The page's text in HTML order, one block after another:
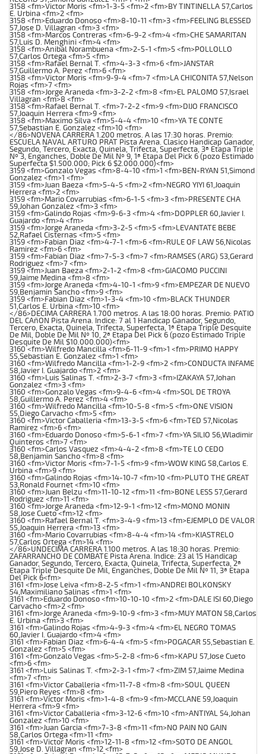
3158 <fm>Victor Moris <fm>1-3-5 <fm>2 <fm>BY TINTINELLA 57,Carlos
E. Urbina <fm>2 <fm>
3158 <fm>Eduardo Donoso <fm>8-10-11 <fm>3 <fm>FEELING BLESSED
57,Jose D. Villagran <fm>3 <fm>
3158 <fm>Marcos Contreras <fm>6-9-2 <fm>4 <fm>CHE SAMARITAN
57,Luis D. Menghini <fm>4 <fm>
3158 <fm>Anibal Norambuena <fm>2-5-1 <fm>5 <fm>POLLOLLO
57,Carlos Ortega <fm>5 <fm>
3158 <fm>Rafael Bernal T. <fm>4-3-3 <fm>6 <fm>JANSTAR
57,Guillermo A. Perez <fm>6 <fm>
3158 <fm>Victor Moris <fm>9-9-4 <fm>7 <fm>LA CHICONITA 57,Nelson
Rojas <fm>7 <fm>
3158 <fm>Jorge Araneda <fm>3-2-2 <fm>8 <fm>EL PALOMO 57,Israel
Villagran <fm>8 <fm>
3158 <fm>Rafael Bernal T. <fm>7-2-2 <fm>9 <fm>DIJO FRANCISCO
57,Joaquin Herrera <fm>9 <fm>
3158 <fm>Maximo Silva <fm>5-4-4 <fm>10 <fm>YA TE CONTE
57,Sebastian E. Gonzalez <fm>10 <fm>
</86>NOVENA CARRERA 1.200 metros. A las 17:30 horas. Premio:
ESCUELA NAVAL ARTURO PRAT Pista Arena. Clasico Handicap Ganador,
Segundo, Tercero, Exacta, Quinela, Trifecta, Superfecta, 3ª Etapa Triple
Nº 3, Enganches, Doble De Mil Nº 9, 1ª Etapa Del Pick 6 (pozo Estimado
Superfecta $1.500.000; Pick 6 $2.000.000)<fm>
3159 <fm>Gonzalo Vegas <fm>8-4-10 <fm>1 <fm>BEN-RYAN 51,Simond
Gonzalez <fm>1 <fm>
3159 <fm>Juan Baeza <fm>5-4-5 <fm>2 <fm>NEGRO YIYI 61,Joaquin
Herrera <fm>2 <fm>
3159 <fm>Mario Covarrubias <fm>6-1-5 <fm>3 <fm>PRESENTE CHA
59,Johan Gonzalez <fm>3 <fm>
3159 <fm>Galindo Rojas <fm>9-6-3 <fm>4 <fm>DOPPLER 60,Javier I.
Guajardo <fm>4 <fm>
3159 <fm>Jorge Araneda <fm>3-2-5 <fm>5 <fm>LEVANTATE BEBE
52,Rafael Cisternas <fm>5 <fm>
3159 <fm>Fabian Diaz <fm>4-7-1 <fm>6 <fm>RULE OF LAW 56,Nicolas
Ramirez <fm>6 <fm>
3159 <fm>Fabian Diaz <fm>7-5-3 <fm>7 <fm>RAMSES (ARG) 53,Gerard
Rodriguez <fm>7 <fm>
3159 <fm>Juan Baeza <fm>2-1-2 <fm>8 <fm>GIACOMO PUCCINI
59,Jaime Medina <fm>8 <fm>
3159 <fm>Jorge Araneda <fm>4-10-1 <fm>9 <fm>EMPEZAR DE NUEVO
59,Benjamin Sancho <fm>9 <fm>
3159 <fm>Fabian Diaz <fm>1-3-4 <fm>10 <fm>BLACK THUNDER
51,Carlos E. Urbina <fm>10 <fm>
</86>DECIMA CARRERA 1.700 metros. A las 18:00 horas. Premio: PATIO
DEL CAñON Pista Arena. Indice: 7 al 1 Handicap Ganador, Segundo,
Tercero, Exacta, Quinela, Trifecta, Superfecta, 1ª Etapa Triple Desquite
De Mil, Doble De Mil Nº 10, 2ª Etapa Del Pick 6 (pozo Estimado Triple
Desquite De Mil $10.000.000)<fm>
3160 <fm>Wilfredo Mancilla <fm>6-11-9 <fm>1 <fm>PRIMO HAPPY
55,Sebastian E. Gonzalez <fm>1 <fm>
3160 <fm>Wilfredo Mancilla <fm>1-2-9 <fm>2 <fm>CONDUCTA INFAME
58,Javier I. Guajardo <fm>2 <fm>
3160 <fm>Luis Salinas T. <fm>2-3-7 <fm>3 <fm>IZAKAYA 57,Johan
Gonzalez <fm>3 <fm>
3160 <fm>Gonzalo Vegas <fm>9-4-6 <fm>4 <fm>SOL DE TROYA
58,Guillermo A. Perez <fm>4 <fm>
3160 <fm>Wilfredo Mancilla <fm>10-5-8 <fm>5 <fm>ONE VISION
55,Diego Carvacho <fm>5 <fm>
3160 <fm>Victor Caballeria <fm>13-3-5 <fm>6 <fm>TED 57,Nicolas
Ramirez <fm>6 <fm>
3160 <fm>Eduardo Donoso <fm>5-6-1 <fm>7 <fm>YA SILIO 56,Wladimir
Quinteros <fm>7 <fm>
3160 <fm>Carlos Vasquez <fm>4-4-2 <fm>8 <fm>TE LO CEDO
58,Benjamin Sancho <fm>8 <fm>
3160 <fm>Victor Moris <fm>7-1-5 <fm>9 <fm>WOW KING 58,Carlos E.
Urbina <fm>9 <fm>
3160 <fm>Galindo Rojas <fm>14-10-7 <fm>10 <fm>PLUTO THE GREAT
53,Ronald Fournet <fm>10 <fm>
3160 <fm>Juan Belzu <fm>11-10-12 <fm>11 <fm>BONE LESS 57,Gerard
Rodriguez <fm>11 <fm>
3160 <fm>Jorge Araneda <fm>12-9-1 <fm>12 <fm>MONO MONIN
58,Jose Cueto <fm>12 <fm>
3160 <fm>Rafael Bernal T. <fm>3-4-9 <fm>13 <fm>EJEMPLO DE VALOR
55,Joaquin Herrera <fm>13 <fm>
3160 <fm>Mario Covarrubias <fm>8-4-4 <fm>14 <fm>KIASTRELO
57,Carlos Ortega <fm>14 <fm>
</86>UNDECIMA CARRERA 1.100 metros. A las 18:30 horas. Premio:
ZAFARRANCHO DE COMBATE Pista Arena. Indice: 23 al 15 Handicap
Ganador, Segundo, Tercero, Exacta, Quinela, Trifecta, Superfecta, 2ª
Etapa Triple Desquite De Mil, Enganches, Doble De Mil Nº 11, 3ª Etapa
Del Pick 6<fm>
3161 <fm>Jose Leiva <fm>8-2-5 <fm>1 <fm>ANDREI BOLKONSKY
54,Maximiliano Salinas <fm>1 <fm>
3161 <fm>Eduardo Donoso <fm>10-10-10 <fm>2 <fm>DALE ISI 60,Diego
Carvacho <fm>2 <fm>
3161 <fm>Jorge Araneda <fm>9-10-9 <fm>3 <fm>MUY MATON 58,Carlos
E. Urbina <fm>3 <fm>
3161 <fm>Galindo Rojas <fm>4-9-3 <fm>4 <fm>EL NEGRO TOMAS
60,Javier I. Guajardo <fm>4 <fm>
3161 <fm>Fabian Diaz <fm>6-4-4 <fm>5 <fm>POGACAR 55,Sebastian E.
Gonzalez <fm>5 <fm>
3161 <fm>Gonzalo Vegas <fm>5-2-8 <fm>6 <fm>KAPU 57,Jose Cueto
<fm>6 <fm>
3161 <fm>Luis Salinas T. <fm>2-3-1 <fm>7 <fm>ZIM 57,Jaime Medina
<fm>7 <fm>
3161 <fm>Victor Caballeria <fm>11-7-8 <fm>8 <fm>SOUL QUEEN
59,Piero Reyes <fm>8 <fm>
3161 <fm>Victor Moris <fm>1-4-8 <fm>9 <fm>MCCLANE 59,Joaquin
Herrera <fm>9 <fm>
3161 <fm>Victor Caballeria <fm>3-12-6 <fm>10 <fm>ANTIYAL 54,Johan
Gonzalez <fm>10 <fm>
3161 <fm>Juan Garcia <fm>7-3-8 <fm>11 <fm>NO PAIN NO GAIN
58,Carlos Ortega <fm>11 <fm>
3161 <fm>Victor Moris <fm>12-11-8 <fm>12 <fm>SOTO DE ANGOL
59,Jose D. Villagran <fm>12 <fm>